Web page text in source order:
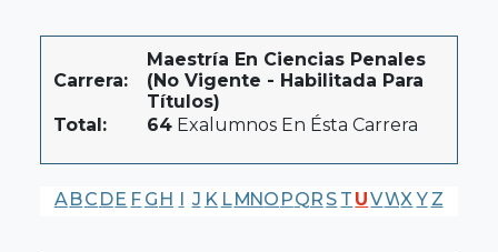
Carrera:
Maestría En Ciencias Penales
(No Vigente - Habilitada Para
Títulos)
Total:
64 Exalumnos En Ésta Carrera
A BC DE F G H I J K LMNO PQR S T UVWX Y Z